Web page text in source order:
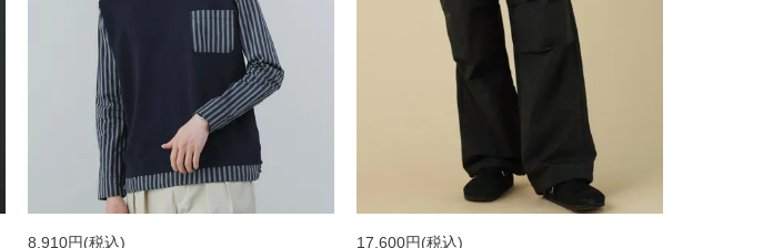
8,910円(税込) 17,600円(税込)